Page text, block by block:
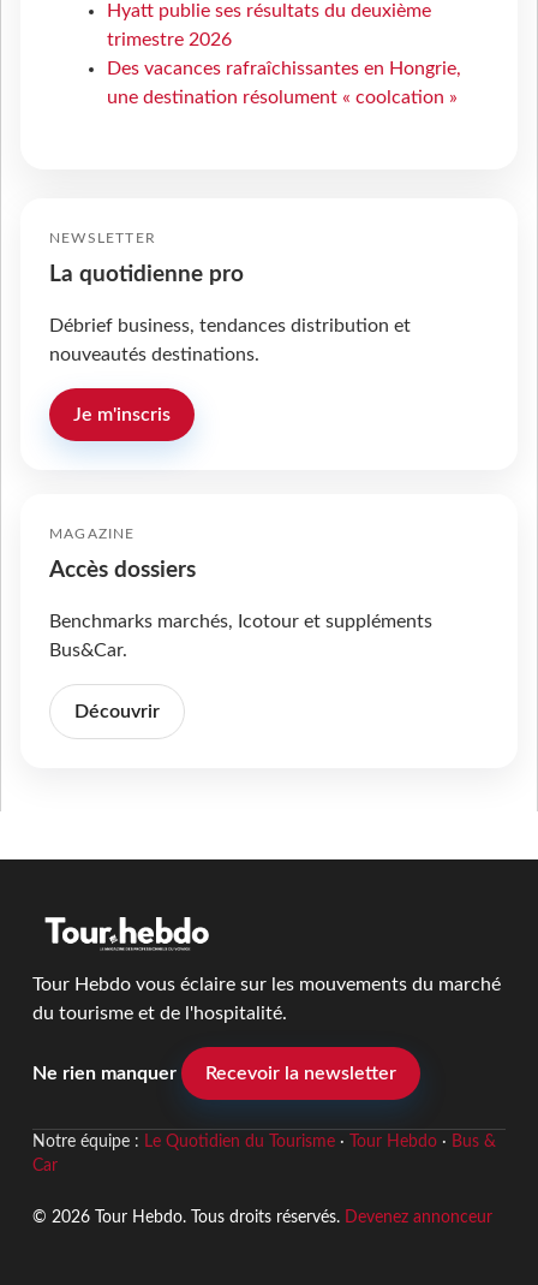
Hyatt publie ses résultats du deuxième
trimestre 2026
Des vacances rafraîchissantes en Hongrie,
une destination résolument « coolcation »
NEWSLETTER
La quotidienne pro
Débrief business, tendances distribution et
nouveautés destinations.
Je m'inscris
MAGAZINE
Accès dossiers
Benchmarks marchés, Icotour et suppléments
Bus&Car.
Découvrir
Tour Hebdo vous éclaire sur les mouvements du marché
du tourisme et de l'hospitalité.
Ne rien manquer Recevoir la newsletter
Notre équipe : Le Quotidien du Tourisme· Tour Hebdo· Bus &
Car
© 2026 Tour Hebdo. Tous droits réservés. Devenez annonceur